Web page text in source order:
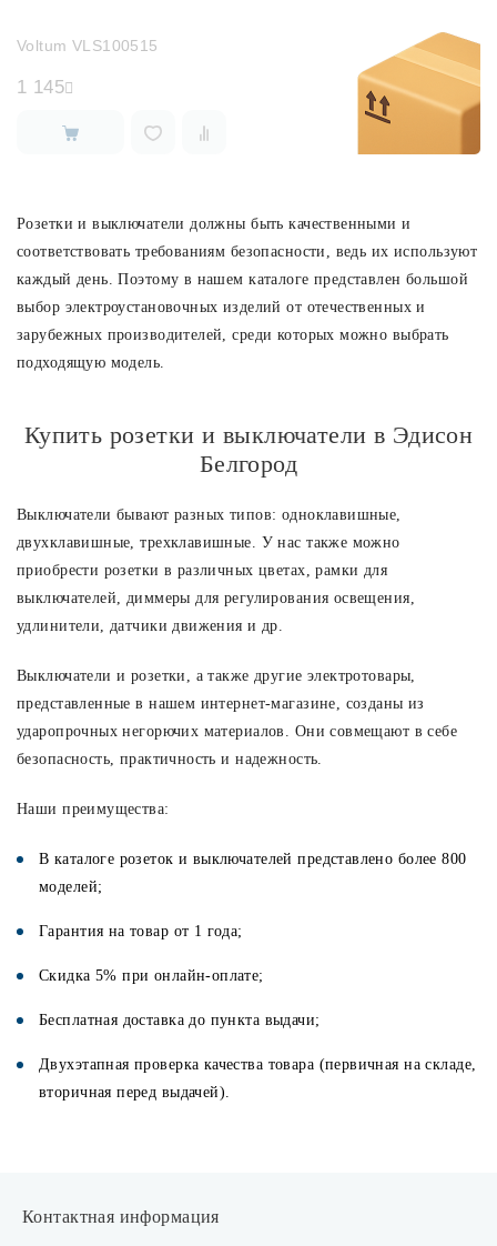
Voltum VLS100515
1 145
Розетки и выключатели должны быть качественными и
соответствовать требованиям безопасности, ведь их используют
каждый день. Поэтому в нашем каталоге представлен большой
выбор электроустановочных изделий от отечественных и
зарубежных производителей, среди которых можно выбрать
подходящую модель.
Купить розетки и выключатели в Эдисон
Белгород
Выключатели бывают разных типов: одноклавишные,
двухклавишные, трехклавишные. У нас также можно
приобрести розетки в различных цветах, рамки для
выключателей, диммеры для регулирования освещения,
удлинители, датчики движения и др.
Выключатели и розетки, а также другие электротовары,
представленные в нашем интернет-магазине, созданы из
ударопрочных негорючих материалов. Они совмещают в себе
безопасность, практичность и надежность.
Наши преимущества:
В каталоге розеток и выключателей представлено более 800
моделей;
Гарантия на товар от 1 года;
Скидка 5% при онлайн-оплате;
Бесплатная доставка до пункта выдачи;
Двухэтапная проверка качества товара (первичная на складе,
вторичная перед выдачей).
Контактная информация